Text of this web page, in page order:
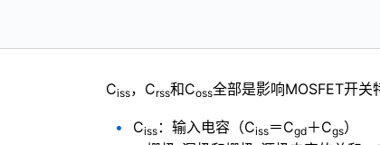
Ciss，Crss和Coss全部是影响MOSFET开关
Ciss ：输入电容（Ciss＝Cgd＋Cgs）